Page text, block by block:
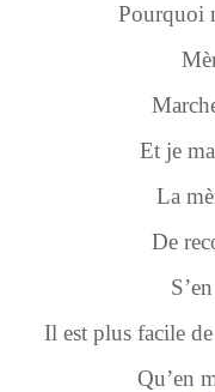
Pourquoi
Et je
La
De
Il est plus facile
Qu’en